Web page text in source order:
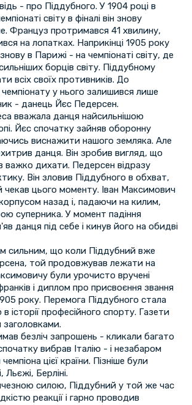
- про Піддубного. У 1904 році в
світу в фіналі він знову
Француз протримався 41 хвилину,
на лопатках. Наприкінці 1905 року
в Парижі - на чемпіонаті світу, де
борців світу. Піддубному
всіх своїх противників. До
у нього залишився лише
- данець Йєс Педерсен.
вважала данця найсильнішою
Йєс спочатку зайняв оборонну
виснажити нашого земляка. Але
данця. Він зробив вигляд, що
важко дихати. Педерсен відразу
Він зловив Піддубного в обхват,
чекав цього моменту. Іван Максимович
назад і, падаючи на килим,
суперника. У момент падіння
данця під себе і кинув його на обидві
сильним, що коли Піддубний вже
той продовжував лежати на
були урочисто вручені
і диплом про присвоєння звання
року. Перемога Піддубного стала
історії професійного спорту. Газети
заголовками.
безліч запрошень - кликали багато
вибрав Італію - і незабаром
цієї країни. Пізніше були
Льєжі, Берліні.
силою, Піддубний у той же час
реакції і гарно проводив